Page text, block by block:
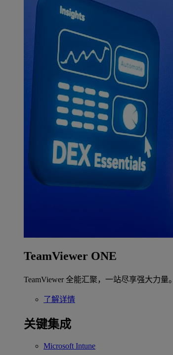
TeamViewer ONE
TeamViewer 全能汇聚，一站尽享强大力量。
了解详情
关键集成
Microsoft Intune